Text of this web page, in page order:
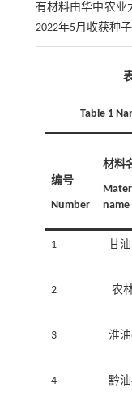
有材料由华中农业
2022年5月收获种
Table 1
编号
Number
材料
name
1 甘
2 农
3 淮
4 黔